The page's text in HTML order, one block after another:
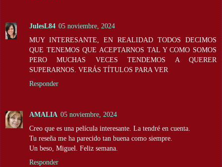
JulesL84 05 noviembre, 2024
MUY INTERESANTE, EN REALIDAD TODOS DECIMOS
QUE TENEMOS QUE ACEPTARNOS TAL Y COMO SOMOS
PERO MUCHAS VECES TENDEMOS A QUERER
SUPERARNOS. VERÁS TÍTULOS PARA VER
Responder
AMALIA 05 noviembre, 2024
Creo que es una película interesante. La tendré en cuenta.
Tu reseña me ha parecido tan buena como siempre.
Un beso, Miguel. Feliz semana.
Responder